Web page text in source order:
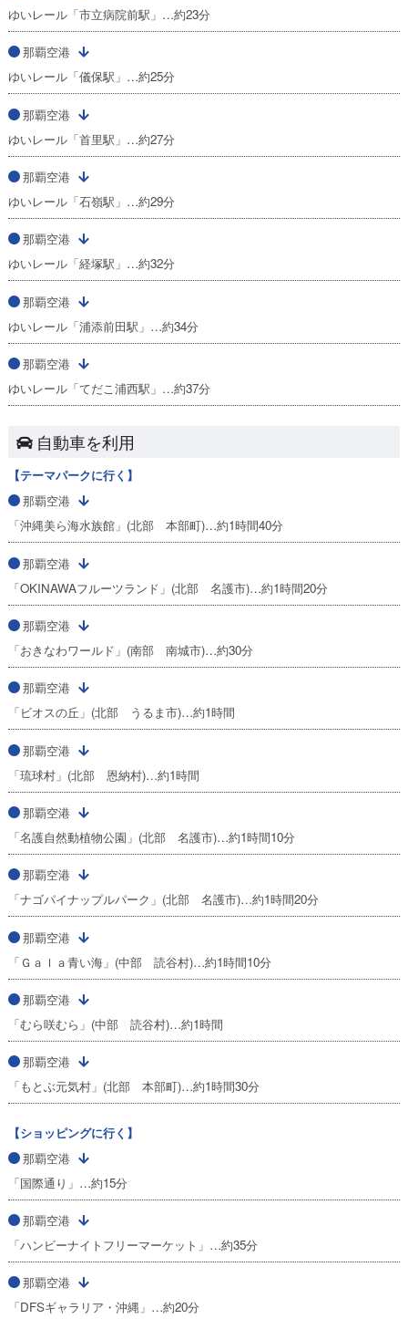
ゆいレール「市立病院前駅」…約23分
那覇空港
ゆいレール「儀保駅」…約25分
那覇空港
ゆいレール「首里駅」…約27分
那覇空港
ゆいレール「石嶺駅」…約29分
那覇空港
ゆいレール「経塚駅」…約32分
那覇空港
ゆいレール「浦添前田駅」…約34分
那覇空港
ゆいレール「てだこ浦西駅」…約37分
自動車を利用
【テーマパークに行く】
那覇空港
「沖縄美ら海水族館」(北部 本部町)…約1時間40分
那覇空港
「OKINAWAフルーツランド」(北部 名護市)…約1時間20分
那覇空港
「おきなわワールド」(南部 南城市)…約30分
那覇空港
「ビオスの丘」(北部 うるま市)…約1時間
那覇空港
「琉球村」(北部 恩納村)…約1時間
那覇空港
「名護自然動植物公園」(北部 名護市)…約1時間10分
那覇空港
「ナゴパイナップルパーク」(北部 名護市)…約1時間20分
那覇空港
「Ｇａｌａ青い海」(中部 読谷村)…約1時間10分
那覇空港
「むら咲むら」(中部 読谷村)…約1時間
那覇空港
「もとぶ元気村」(北部 本部町)…約1時間30分
【ショッピングに行く】
那覇空港
「国際通り」…約15分
那覇空港
「ハンビーナイトフリーマーケット」…約35分
那覇空港
「DFSギャラリア・沖縄」…約20分